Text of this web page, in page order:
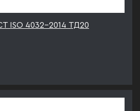
ISO 4032-2014 ТД20